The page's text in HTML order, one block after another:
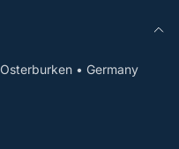
• Germany